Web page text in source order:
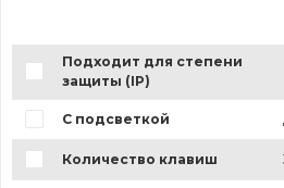
Подходит для степени
защиты (IP)
С подсветкой
Количество клавиш